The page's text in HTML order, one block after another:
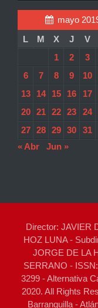
mayo
L
M X J V
1
2 3
6
7 8 9 10
13
14 15 16 17
20
21 22 23 24
27
28 29 30
31
« Abr
Jun »
Director: JAVIER
HOZ LUNA -
JORGE DE LA
SERRANO -
3299 - Alternativa
2020. All Rights
Barranquilla -